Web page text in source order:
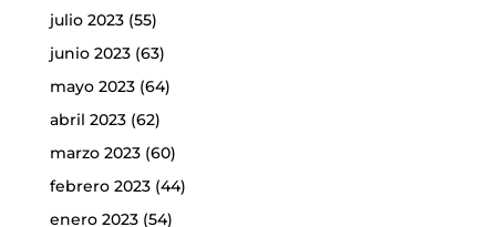
julio 2023(55)
junio 2023(63)
mayo 2023(64)
abril 2023(62)
marzo 2023(60)
febrero 2023(44)
enero 2023(54)